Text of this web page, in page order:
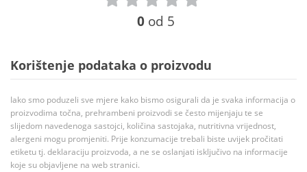
0 od 5
Korištenje podataka o proizvodu
Iako smo poduzeli sve mjere kako bismo osigurali da je svaka informacija o
proizvodima točna, prehrambeni proizvodi se često mijenjaju te se
slijedom navedenoga sastojci, količina sastojaka, nutritivna vrijednost,
alergeni mogu promjeniti. Prije konzumacije trebali biste uvijek pročitati
etiketu tj. deklaraciju proizvoda, a ne se oslanjati isključivo na informacije
koje su objavljene na web stranici.